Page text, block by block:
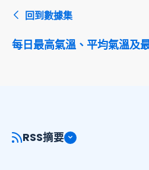
回到數據集
每日最高氣溫、平均氣溫及
RSS摘要